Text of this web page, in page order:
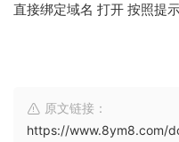
直接绑定域名 打开 按照提
原文链接：
https://www.8ym8.com/